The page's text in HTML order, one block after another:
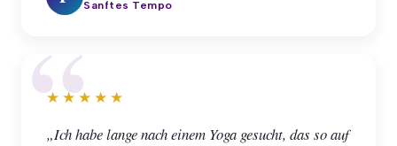
Sanftes Tempo
★★★★★
„Ich habe lange nach einem Yoga gesucht, das so auf